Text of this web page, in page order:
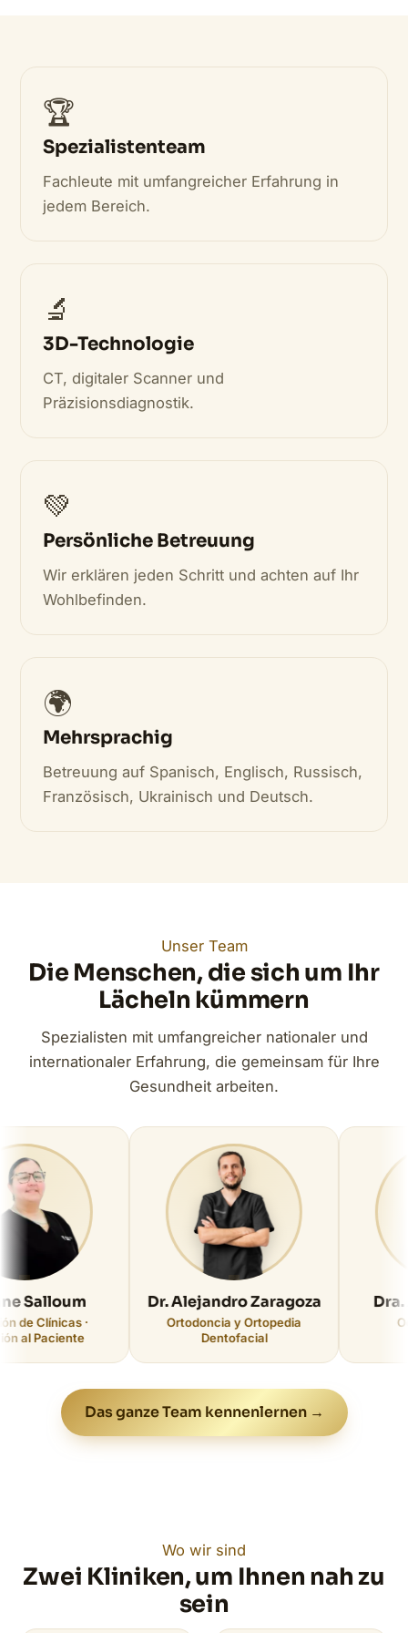
🏆
Spezialistenteam
Fachleute mit umfangreicher Erfahrung in
jedem Bereich.
🔬
3D-Technologie
CT, digitaler Scanner und
Präzisionsdiagnostik.
💚
Persönliche Betreuung
Wir erklären jeden Schritt und achten auf Ihr
Wohlbefinden.
🌍
Mehrsprachig
Betreuung auf Spanisch, Englisch, Russisch,
Französisch, Ukrainisch und Deutsch.
Unser Team
Die Menschen, die sich um Ihr
Lächeln kümmern
Spezialisten mit umfangreicher nationaler und
internationaler Erfahrung, die gemeinsam für Ihre
Gesundheit arbeiten.
·
Dr. Alejandro Zaragoza
Ortodoncia y Ortopedia
Dentofacial
Dra.
Das ganze Team kennenlernen →
Wo wir sind
Zwei Kliniken, um Ihnen nah zu
sein